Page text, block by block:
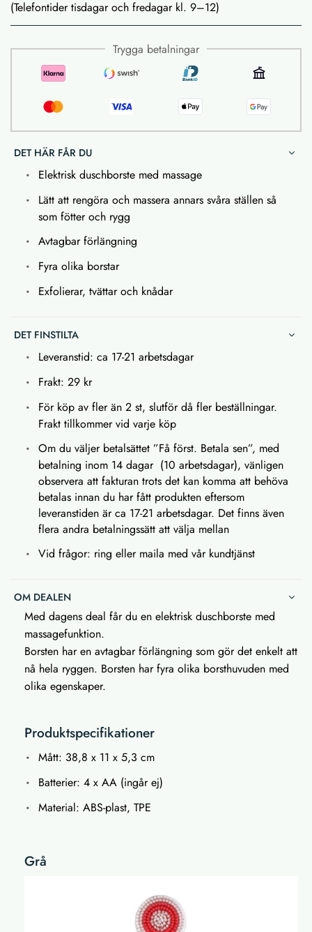
(Telefontider tisdagar och fredagar kl. 9–12)
Trygga betalningar
DET HÄR FÅR DU
Elektrisk duschborste med massage
Lätt att rengöra och massera annars svåra ställen så
som fötter och rygg
Avtagbar förlängning
Fyra olika borstar
Exfolierar, tvättar och knådar
DET FINSTILTA
Leveranstid: ca 17-21 arbetsdagar
Frakt: 29 kr
För köp av fler än 2 st, slutför då fler beställningar.
Frakt tillkommer vid varje köp
Om du väljer betalsättet ”Få först. Betala sen”, med
betalning inom 14 dagar (10 arbetsdagar), vänligen
observera att fakturan trots det kan komma att behöva
betalas innan du har fått produkten eftersom
leveranstiden är ca 17-21 arbetsdagar. Det finns även
flera andra betalningssätt att välja mellan
Vid frågor: ring eller maila med vår kundtjänst
OM DEALEN
Med dagens deal får du en elektrisk duschborste med
massagefunktion.
Borsten har en avtagbar förlängning som gör det enkelt att
nå hela ryggen. Borsten har fyra olika borsthuvuden med
olika egenskaper.
Produktspecifikationer
Mått: 38,8 x 11 x 5,3 cm
Batterier: 4 x AA (ingår ej)
Material: ABS-plast, TPE
Grå